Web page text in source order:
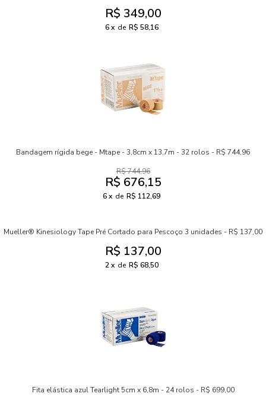
R$ 349,00
6 de R$ 58,16
Bandagem rígida bege - Mtape - 3,8cm x 13,7m - 32 rolos - R$ 744,96
R$ 744,96
R$ 676,15
6 de R$ 112,69
Mueller® Kinesiology Tape Pré Cortado para Pescoço 3 unidades - R$ 137,00
R$ 137,00
2 de R$ 68,50
Fita elástica azul Tearlight 5cm x 6,8m - 24 rolos - R$ 699,00